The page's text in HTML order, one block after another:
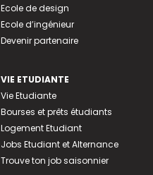
Ecole de design
Ecole d’ingénieur
Devenir partenaire
VIE ETUDIANTE
Vie Etudiante
Bourses et prêts étudiants
Logement Etudiant
Jobs Etudiant et Alternance
Trouve ton job saisonnier